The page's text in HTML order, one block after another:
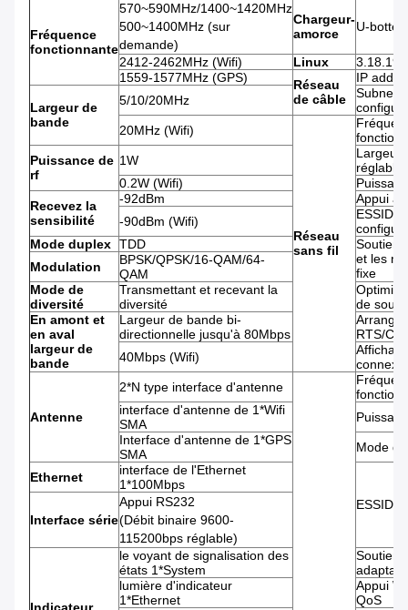
Fréquence
fonctionnante
570~590MHz/1400~1420MHz
500~1400MHz (sur
demande)
Chargeur-
amorce
U-botte
2412-2462MHz (Wifi) Linux
3.18.19
1559-1577MHz (GPS)
Réseau
de câble
IP
Largeur de
bande
5/10/20MHz
Subnet
20MHz (Wifi)
Réseau
sans fil
Puissance de
rf
1W
Largeur
réglable
0.2W (Wifi)
Recevez la
sensibilité
-92dBm
Appui
-90dBm (Wifi)
ESSID/
Mode duplex TDD
Soutient
et les
fixe
Modulation
BPSK/QPSK/16-QAM/64-
QAM
Mode de
diversité
Transmettant et recevant la
diversité
de
En amont et
en aval
largeur de
bande
Largeur de bande bi-
directionnelle jusqu'à 80Mbps
RTS/
40Mbps (Wifi)
Antenne
2*N type interface d'antenne
interface d'antenne de 1*Wifi
SMA
Interface d'antenne de 1*GPS
SMA
Mode
Ethernet
interface de l'Ethernet
1*100Mbps
ESSID
Interface série
Appui RS232
(Débit binaire 9600-
115200bps réglable)
le voyant de signalisation des
états 1*System
Soutient
lumière d'indicateur
1*Ethernet
Appui
QoS